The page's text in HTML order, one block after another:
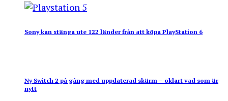
Sony kan stänga ute 122 länder från att köpa PlayStation 6
Ny Switch 2 på gång med uppdaterad skärm – oklart vad som är
nytt